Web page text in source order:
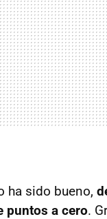
ha sido bueno,
puntos a cero.